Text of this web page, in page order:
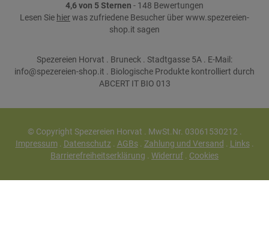
4,6 von 5 Sternen - 148 Bewertungen
Lesen Sie hierwas zufriedene Besucher über www.spezereien-
shop.it sagen
Spezereien Horvat . Bruneck . Stadtgasse 5A . E-Mail:
info@spezereien-shop.it . Biologische Produkte kontrolliert durch
ABCERT IT BIO 013
© Copyright Spezereien Horvat . MwSt.Nr. 03061530212 .
Impressum. Datenschutz. AGBs. Zahlung und Versand . Links.
Barrierefreiheitserklärung . Widerruf . Cookies